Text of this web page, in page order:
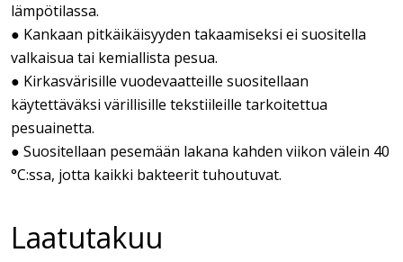
lämpötilassa.
● Kankaan pitkäikäisyyden takaamiseksi ei suositella
valkaisua tai kemiallista pesua.
● Kirkasvärisille vuodevaatteille suositellaan
käytettäväksi värillisille tekstiileille tarkoitettua
pesuainetta.
● Suositellaan pesemään lakana kahden viikon välein 40
°C:ssa, jotta kaikki bakteerit tuhoutuvat.
Laatutakuu